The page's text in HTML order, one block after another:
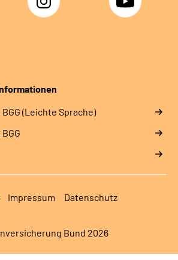
(Leichte Sprache)
Impressum Datenschutz
Bund 2026